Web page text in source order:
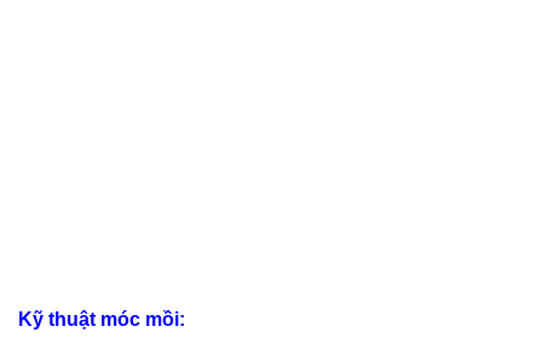
Kỹ thuật móc mồi: